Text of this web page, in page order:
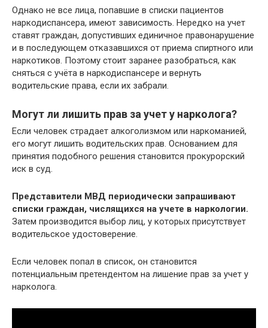
Однако не все лица, попавшие в списки пациентов
наркодиспансера, имеют зависимость. Нередко на учет
ставят граждан, допустивших единичное правонарушение
и в последующем отказавшихся от приема спиртного или
наркотиков. Поэтому стоит заранее разобраться, как
сняться с учёта в наркодиспансере и вернуть
водительские права, если их забрали.
Могут ли лишить прав за учет у нарколога?
Если человек страдает алкоголизмом или наркоманией,
его могут лишить водительских прав. Основанием для
принятия подобного решения становится прокурорский
иск в суд.
Представители МВД периодически запрашивают
списки граждан, числящихся на учете в наркологии.
Затем производится выбор лиц, у которых присутствует
водительское удостоверение.
Если человек попал в список, он становится
потенциальным претендентом на лишение прав за учет у
нарколога.